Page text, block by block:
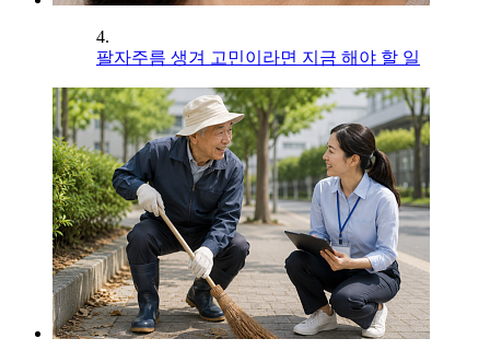
4.
팔자주름 생겨 고민이라면 지금 해야 할 일